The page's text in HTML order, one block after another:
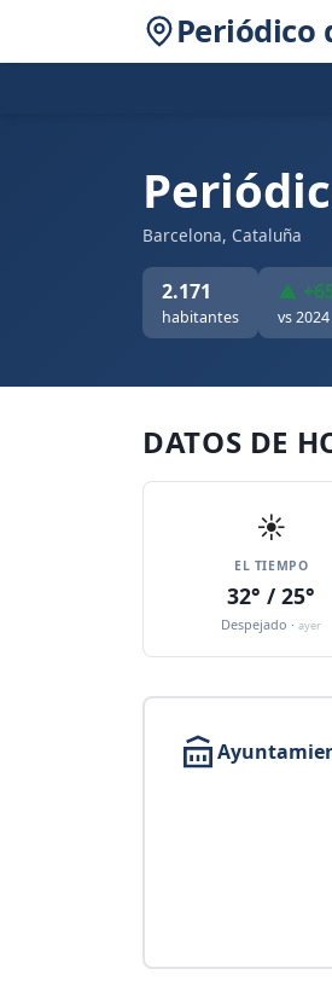
Periódico
Barcelona, Cataluña
2.171
habitantes
▲
vs 2024
DATOS DE
☀️
EL TIEMPO
32° / 25°
Despejado ·ayer